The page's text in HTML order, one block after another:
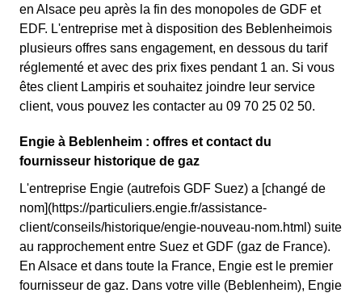
en Alsace peu après la fin des monopoles de GDF et
EDF. L'entreprise met à disposition des Beblenheimois
plusieurs offres sans engagement, en dessous du tarif
réglementé et avec des prix fixes pendant 1 an. Si vous
êtes client Lampiris et souhaitez joindre leur service
client, vous pouvez les contacter au 09 70 25 02 50.
Engie à Beblenheim : offres et contact du
fournisseur historique de gaz
L'entreprise Engie (autrefois GDF Suez) a [changé de
nom](https://particuliers.engie.fr/assistance-
client/conseils/historique/engie-nouveau-nom.html) suite
au rapprochement entre Suez et GDF (gaz de France).
En Alsace et dans toute la France, Engie est le premier
fournisseur de gaz. Dans votre ville (Beblenheim), Engie